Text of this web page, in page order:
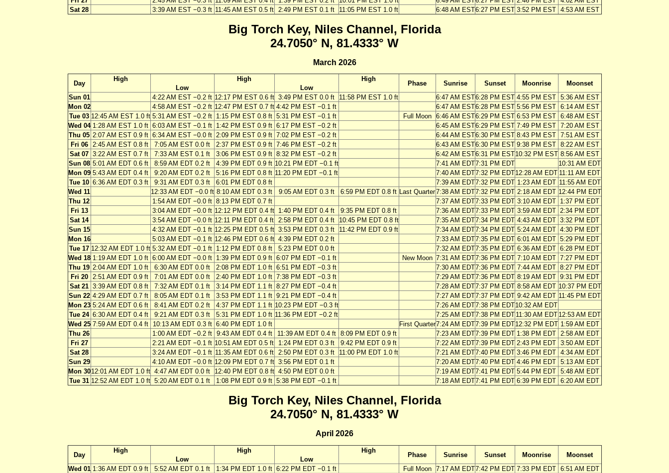
Sat 28
3:39 AM EST −0.3 ft 11:45 AM EST 0.5 ft 2:49 PM EST 0.1 ft 11:05 PM EST 1.0 ft 6:48 AM EST6:27 PM EST 3:52 PM EST 4:53 AM EST
Big Torch Key, Niles Channel, Florida
24.7050° N, 81.4333° W
March 2026
Day
High
Low
High
Low
High
Phase Sunrise Sunset Moonrise
Moonset
Sun 01
4:22 AM EST −0.2 ft 12:17 PM EST 0.6 ft 3:49 PM EST 0.0 ft 11:58 PM EST 1.0 ft 6:47 AM EST6:28 PM EST 4:55 PM EST 5:36 AM EST
Mon 02
4:58 AM EST −0.2 ft 12:47 PM EST 0.7 ft 4:42 PM EST −0.1 ft 6:47 AM EST6:28 PM EST 5:56 PM EST 6:14 AM EST
Tue 03 12:45 AM EST 1.0 ft 5:31 AM EST −0.2 ft 1:15 PM EST 0.8 ft 5:31 PM EST −0.1 ft Full Moon 6:46 AM EST6:29 PM EST 6:53 PM EST 6:48 AM EST
Wed 04 1:28 AM EST 1.0 ft 6:03 AM EST −0.1 ft 1:42 PM EST 0.9 ft 6:17 PM EST −0.2 ft 6:45 AM EST6:29 PM EST 7:49 PM EST 7:20 AM EST
Thu 05 2:07 AM EST 0.9 ft 6:34 AM EST −0.0 ft 2:09 PM EST 0.9 ft 7:02 PM EST −0.2 ft 6:44 AM EST6:30 PM EST 8:43 PM EST 7:51 AM EST
Fri 06
2:45 AM EST 0.8 ft 7:05 AM EST 0.0 ft 2:37 PM EST 0.9 ft 7:46 PM EST −0.2 ft 6:43 AM EST6:30 PM EST 9:38 PM EST 8:22 AM EST
Sat 07 3:22 AM EST 0.7 ft 7:33 AM EST 0.1 ft 3:06 PM EST 0.9 ft 8:32 PM EST −0.2 ft 6:42 AM EST6:31 PM EST10:32 PM EST 8:56 AM EST
Sun 08 5:01 AM EDT 0.6 ft 8:59 AM EDT 0.2 ft 4:39 PM EDT 0.9 ft 10:21 PM EDT −0.1 ft 7:41 AM EDT7:31 PM EDT
10:31 AM EDT
Mon 09 5:43 AM EDT 0.4 ft 9:20 AM EDT 0.2 ft 5:16 PM EDT 0.8 ft 11:20 PM EDT −0.1 ft 7:40 AM EDT7:32 PM EDT12:28 AM EDT 11:11 AM EDT
Tue 10 6:36 AM EDT 0.3 ft 9:31 AM EDT 0.3 ft 6:01 PM EDT 0.8 ft 7:39 AM EDT7:32 PM EDT 1:23 AM EDT 11:55 AM EDT
Wed 11
12:33 AM EDT −0.0 ft 8:10 AM EDT 0.3 ft 9:05 AM EDT 0.3 ft 6:59 PM EDT 0.8 ft Last Quarter7:38 AM EDT7:32 PM EDT 2:18 AM EDT 12:44 PM EDT
Thu 12
1:54 AM EDT −0.0 ft 8:13 PM EDT 0.7 ft 7:37 AM EDT7:33 PM EDT 3:10 AM EDT
1:37 PM EDT
Fri 13
3:04 AM EDT −0.0 ft 12:12 PM EDT 0.4 ft 1:40 PM EDT 0.4 ft 9:35 PM EDT 0.8 ft 7:36 AM EDT7:33 PM EDT 3:59 AM EDT 2:34 PM EDT
Sat 14
3:54 AM EDT −0.0 ft 12:11 PM EDT 0.4 ft 2:58 PM EDT 0.4 ft 10:45 PM EDT 0.8 ft 7:35 AM EDT7:34 PM EDT 4:43 AM EDT 3:32 PM EDT
Sun 15
4:32 AM EDT −0.1 ft 12:25 PM EDT 0.5 ft 3:53 PM EDT 0.3 ft 11:42 PM EDT 0.9 ft 7:34 AM EDT7:34 PM EDT 5:24 AM EDT 4:30 PM EDT
Mon 16
5:03 AM EDT −0.1 ft 12:46 PM EDT 0.6 ft 4:39 PM EDT 0.2 ft 7:33 AM EDT7:35 PM EDT 6:01 AM EDT 5:29 PM EDT
Tue 17 12:32 AM EDT 1.0 ft 5:32 AM EDT −0.1 ft 1:12 PM EDT 0.8 ft 5:23 PM EDT 0.0 ft 7:32 AM EDT7:35 PM EDT 6:36 AM EDT 6:28 PM EDT
Wed 18 1:19 AM EDT 1.0 ft 6:00 AM EDT −0.0 ft 1:39 PM EDT 0.9 ft 6:07 PM EDT −0.1 ft New Moon 7:31 AM EDT7:36 PM EDT 7:10 AM EDT 7:27 PM EDT
Thu 19 2:04 AM EDT 1.0 ft 6:30 AM EDT 0.0 ft 2:08 PM EDT 1.0 ft 6:51 PM EDT −0.3 ft 7:30 AM EDT7:36 PM EDT 7:44 AM EDT 8:27 PM EDT
Fri 20
2:51 AM EDT 0.9 ft 7:01 AM EDT 0.0 ft 2:40 PM EDT 1.0 ft 7:38 PM EDT −0.3 ft 7:29 AM EDT7:36 PM EDT 8:19 AM EDT 9:31 PM EDT
Sat 21 3:39 AM EDT 0.8 ft 7:32 AM EDT 0.1 ft 3:14 PM EDT 1.1 ft 8:27 PM EDT −0.4 ft 7:28 AM EDT7:37 PM EDT 8:58 AM EDT 10:37 PM EDT
Sun 22 4:29 AM EDT 0.7 ft 8:05 AM EDT 0.1 ft 3:53 PM EDT 1.1 ft 9:21 PM EDT −0.4 ft 7:27 AM EDT7:37 PM EDT 9:42 AM EDT 11:45 PM EDT
Mon 23 5:24 AM EDT 0.6 ft 8:41 AM EDT 0.2 ft 4:37 PM EDT 1.1 ft 10:23 PM EDT −0.3 ft 7:26 AM EDT7:38 PM EDT10:32 AM EDT
Tue 24 6:30 AM EDT 0.4 ft 9:21 AM EDT 0.3 ft 5:31 PM EDT 1.0 ft 11:36 PM EDT −0.2 ft 7:25 AM EDT7:38 PM EDT 11:30 AM EDT 12:53 AM EDT
Wed 25 7:59 AM EDT 0.4 ft 10:13 AM EDT 0.3 ft 6:40 PM EDT 1.0 ft First Quarter7:24 AM EDT7:39 PM EDT12:32 PM EDT 1:59 AM EDT
Thu 26
1:00 AM EDT −0.2 ft 9:43 AM EDT 0.4 ft 11:39 AM EDT 0.4 ft 8:09 PM EDT 0.9 ft 7:23 AM EDT7:39 PM EDT 1:38 PM EDT 2:58 AM EDT
Fri 27
2:21 AM EDT −0.1 ft 10:51 AM EDT 0.5 ft 1:24 PM EDT 0.3 ft 9:42 PM EDT 0.9 ft 7:22 AM EDT7:39 PM EDT 2:43 PM EDT 3:50 AM EDT
Sat 28
3:24 AM EDT −0.1 ft 11:35 AM EDT 0.6 ft 2:50 PM EDT 0.3 ft 11:00 PM EDT 1.0 ft 7:21 AM EDT7:40 PM EDT 3:46 PM EDT 4:34 AM EDT
Sun 29
4:10 AM EDT −0.0 ft 12:09 PM EDT 0.7 ft 3:56 PM EDT 0.1 ft 7:20 AM EDT7:40 PM EDT 4:46 PM EDT 5:13 AM EDT
Mon 3012:01 AM EDT 1.0 ft 4:47 AM EDT 0.0 ft 12:40 PM EDT 0.8 ft 4:50 PM EDT 0.0 ft 7:19 AM EDT7:41 PM EDT 5:44 PM EDT 5:48 AM EDT
Tue 31 12:52 AM EDT 1.0 ft 5:20 AM EDT 0.1 ft 1:08 PM EDT 0.9 ft 5:38 PM EDT −0.1 ft 7:18 AM EDT7:41 PM EDT 6:39 PM EDT 6:20 AM EDT
Big Torch Key, Niles Channel, Florida
24.7050° N, 81.4333° W
April 2026
Day
High
Low
High
Low
High
Phase Sunrise Sunset Moonrise
Moonset
Wed 01 1:36 AM EDT 0.9 ft 5:52 AM EDT 0.1 ft 1:34 PM EDT 1.0 ft 6:22 PM EDT −0.1 ft Full Moon 7:17 AM EDT7:42 PM EDT 7:33 PM EDT 6:51 AM EDT